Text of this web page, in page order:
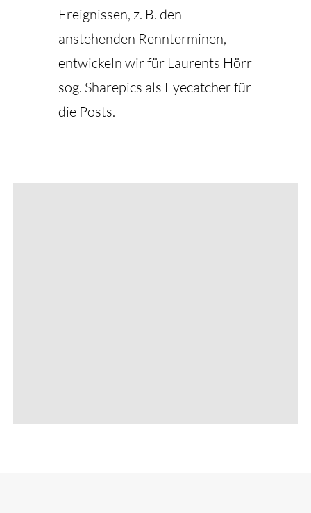
Ereignissen, z. B. den
anstehenden Rennterminen,
entwickeln wir für Laurents Hörr
sog. Sharepics als Eyecatcher für
die Posts.